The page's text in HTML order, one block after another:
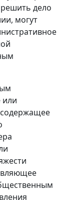
дело
могут
или